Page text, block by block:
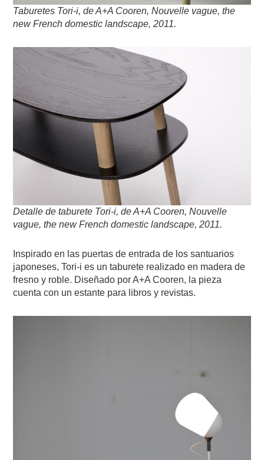
Taburetes Tori-i, de A+A Cooren, Nouvelle vague, the
new French domestic landscape, 2011.
Detalle de taburete Tori-i, de A+A Cooren, Nouvelle
vague, the new French domestic landscape, 2011.
Inspirado en las puertas de entrada de los santuarios
japoneses, Tori-i es un taburete realizado en madera de
fresno y roble. Diseñado por A+A Cooren, la pieza
cuenta con un estante para libros y revistas.